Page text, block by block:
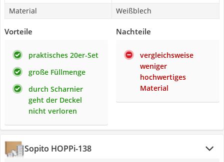
Material Weißblech
Vorteile
praktisches 20er-Set
große Füllmenge
durch Scharnier
geht der Deckel
nicht verloren
Nachteile
vergleichsweise
weniger
hochwertiges
Material
Sopito HOPPi-138